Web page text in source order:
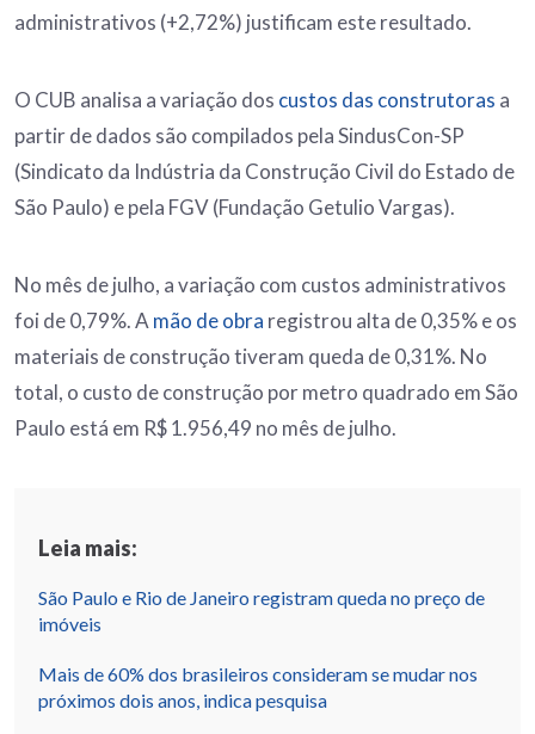
administrativos (+2,72%) justificam este resultado.
O CUB analisa a variação dos custos das construtoras a
partir de dados são compilados pela SindusCon-SP
(Sindicato da Indústria da Construção Civil do Estado de
São Paulo) e pela FGV (Fundação Getulio Vargas).
No mês de julho, a variação com custos administrativos
foi de 0,79%. A mão de obra registrou alta de 0,35% e os
materiais de construção tiveram queda de 0,31%. No
total, o custo de construção por metro quadrado em São
Paulo está em R$ 1.956,49 no mês de julho.
Leia mais:
São Paulo e Rio de Janeiro registram queda no preço de
imóveis
Mais de 60% dos brasileiros consideram se mudar nos
próximos dois anos, indica pesquisa